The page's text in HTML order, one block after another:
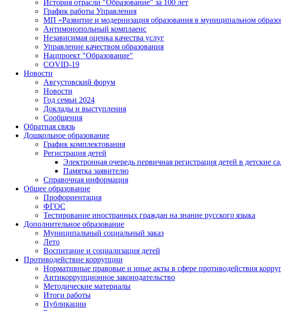
История отрасли "Oбразованиe" за 100 лет
График работы Управления
МП «Развитие и модернизация образования в муниципальном
Антимонопольный комплаенс
Независимая оценка качества услуг
Управление качеством образования
Нацпроект "Образование"
COVID-19
Новости
Августовский форум
Новости
Год семьи 2024
Доклады и выступления
Сообщения
Обратная связь
Дошкольное образование
График комплектования
Регистрация детей
Электронная очередь первичная регистрация детей в детские
Памятка заявителю
Справочная информация
Общее образование
Профориентация
ФГОС
Тестирование иностранных граждан на знание русского языка
Дополнительное образование
Муниципальный социальный заказ
Лето
Воспитание и социализация детей
Противодействие коррупции
Нормативные правовые и иные акты в сфере противодействия
Антикоррупционное законодательство
Методические материалы
Итоги работы
Публикации